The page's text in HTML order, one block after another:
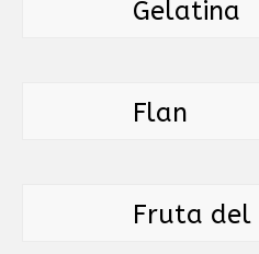
Gelatina
Flan
Fruta del